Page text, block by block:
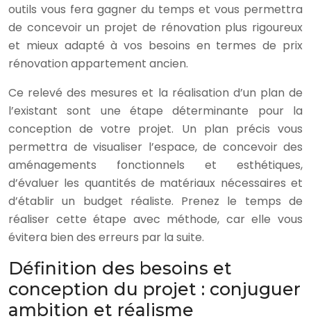
outils vous fera gagner du temps et vous permettra
de concevoir un projet de rénovation plus rigoureux
et mieux adapté à vos besoins en termes de prix
rénovation appartement ancien.
Ce relevé des mesures et la réalisation d’un plan de
l’existant sont une étape déterminante pour la
conception de votre projet. Un plan précis vous
permettra de visualiser l’espace, de concevoir des
aménagements fonctionnels et esthétiques,
d’évaluer les quantités de matériaux nécessaires et
d’établir un budget réaliste. Prenez le temps de
réaliser cette étape avec méthode, car elle vous
évitera bien des erreurs par la suite.
Définition des besoins et
conception du projet : conjuguer
ambition et réalisme